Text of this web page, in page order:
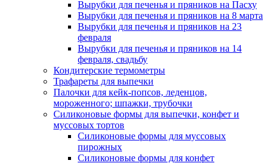
Вырубки для печенья и пряников на Пасху
Вырубки для печенья и пряников на 8 марта
Вырубки для печенья и пряников на 23
февраля
Вырубки для печенья и пряников на 14
февраля, свадьбу
Кондитерские термометры
Трафареты для выпечки
Палочки для кейк-попсов, леденцов,
мороженного; шпажки, трубочки
Силиконовые формы для выпечки, конфет и
муссовых тортов
Силиконовые формы для муссовых
пирожных
Силиконовые формы для конфет